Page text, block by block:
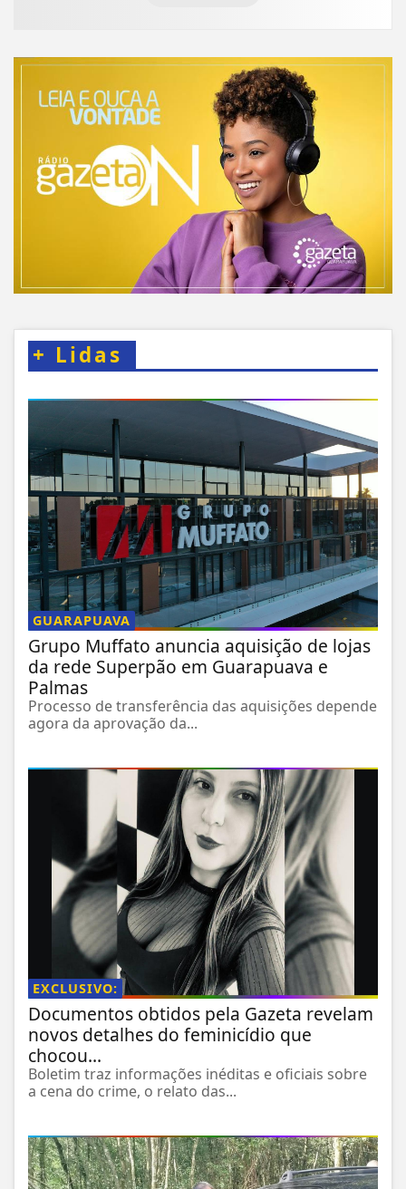
+ Lidas
GUARAPUAVA
Grupo Muffato anuncia aquisição de lojas
da rede Superpão em Guarapuava e
Palmas
Processo de transferência das aquisições depende
agora da aprovação da...
EXCLUSIVO:
Documentos obtidos pela Gazeta revelam
novos detalhes do feminicídio que
chocou...
Boletim traz informações inéditas e oficiais sobre
a cena do crime, o relato das...